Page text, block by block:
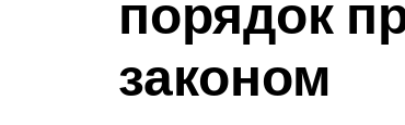
порядок
законом